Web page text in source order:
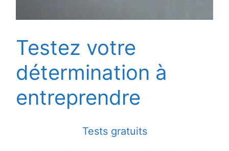
Testez votre
détermination à
entreprendre
Tests gratuits